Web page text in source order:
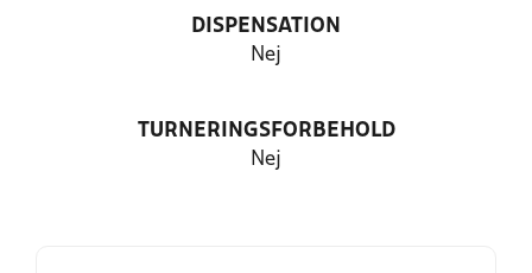
DISPENSATION
Nej
TURNERINGSFORBEHOLD
Nej